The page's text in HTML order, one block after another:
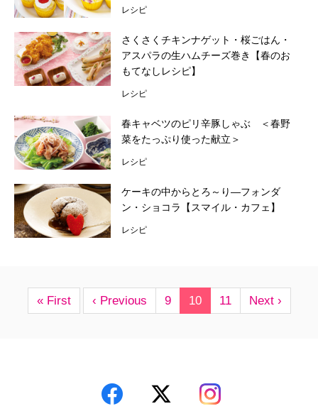
レシピ
さくさくチキンナゲット・桜ごはん・
アスパラの生ハムチーズ巻き【春のお
もてなしレシピ】
レシピ
春キャベツのピリ辛豚しゃぶ ＜春野
菜をたっぷり使った献立＞
レシピ
ケーキの中からとろ～り―フォンダ
ン・ショコラ【スマイル・カフェ】
レシピ
« First ‹ Previous 9 10 11 Next ›